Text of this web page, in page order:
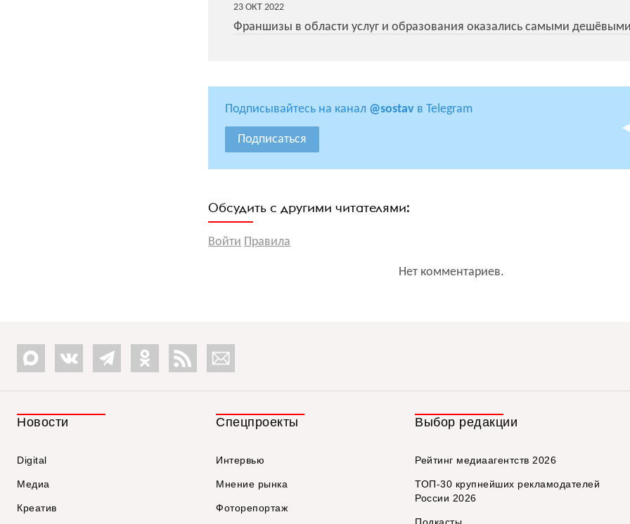
23 ОКТ 2022
Франшизы в области услуг и образования оказались самыми
Подписывайтесь на канал @sostav в Telegram
Подписаться
Обсудить с другими читателями:
Войти Правила
Нет комментариев.
Новости
Digital
Медиа
Креатив
Спецпроекты
Интервью
Мнение рынка
Фоторепортаж
Выбор редакции
Рейтинг медиаагентств 2026
ТОП-30 крупнейших рекламодателей
России 2026